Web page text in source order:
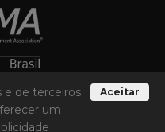
e de terceiros
um
Aceitar